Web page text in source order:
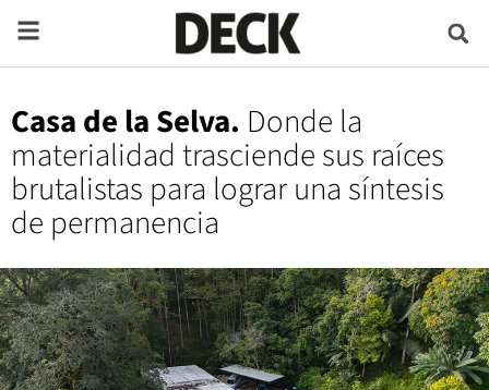
Casa de la Selva. Donde la
materialidad trasciende sus raíces
brutalistas para lograr una síntesis
de permanencia